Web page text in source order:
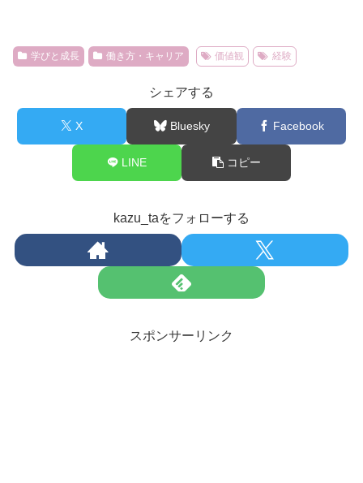
学びと成長 働き方・キャリア 価値観 経験
シェアする
X Bluesky Facebook
LINE コピー
kazu_taをフォローする
スポンサーリンク